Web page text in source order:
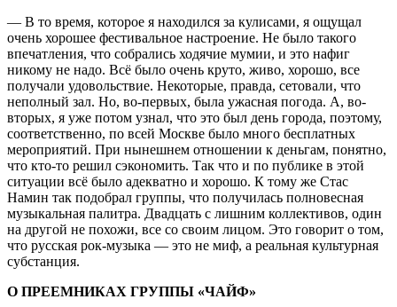
— В то время, которое я находился за кулисами, я ощущал
очень хорошее фестивальное настроение. Не было такого
впечатления, что собрались ходячие мумии, и это нафиг
никому не надо. Всё было очень круто, живо, хорошо, все
получали удовольствие. Некоторые, правда, сетовали, что
неполный зал. Но, во-первых, была ужасная погода. А, во-
вторых, я уже потом узнал, что это был день города, поэтому,
соответственно, по всей Москве было много бесплатных
мероприятий. При нынешнем отношении к деньгам, понятно,
что кто-то решил сэкономить. Так что и по публике в этой
ситуации всё было адекватно и хорошо. К тому же Стас
Намин так подобрал группы, что получилась полновесная
музыкальная палитра. Двадцать с лишним коллективов, один
на другой не похожи, все со своим лицом. Это говорит о том,
что русская рок-музыка — это не миф, а реальная культурная
субстанция.
О ПРЕЕМНИКАХ ГРУППЫ «ЧАЙФ»